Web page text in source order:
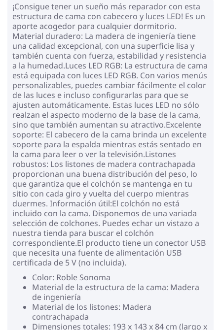
¡Consigue tener un sueño más reparador con esta
estructura de cama con cabecero y luces LED! Es un
aporte acogedor para cualquier dormitorio.
Material duradero: La madera de ingeniería tiene
una calidad excepcional, con una superficie lisa y
también cuenta con fuerza, estabilidad y resistencia
a la humedad.Luces LED RGB: La estructura de cama
está equipada con luces LED RGB. Con varios menús
personalizables, puedes cambiar fácilmente el color
de las luces e incluso configurarlas para que se
ajusten automáticamente. Estas luces LED no sólo
realzan el aspecto moderno de la base de la cama,
sino que también aumentan su atractivo.Excelente
soporte: El cabecero de la cama brinda un excelente
soporte para la espalda mientras estás sentado en
la cama para leer o ver la televisión.Listones
robustos: Los listones de madera contrachapada
proporcionan una buena distribución del peso, lo
que garantiza que el colchón se mantenga en tu
sitio con cada giro y vuelta del cuerpo mientras
duermes. Información útil:El colchón no está
incluido con la cama. Disponemos de una variada
selección de colchones. Puedes echar un vistazo a
nuestra tienda para buscar el colchón
correspondiente.El producto tiene un conector USB
que necesita una fuente de alimentación USB
certificada de 5 V (no incluida).
Color: Roble Sonoma
Material de la estructura de la cama: Madera
de ingeniería
Material de los listones: Madera
contrachapada
Dimensiones totales: 193 x 143 x 84 cm (largo x